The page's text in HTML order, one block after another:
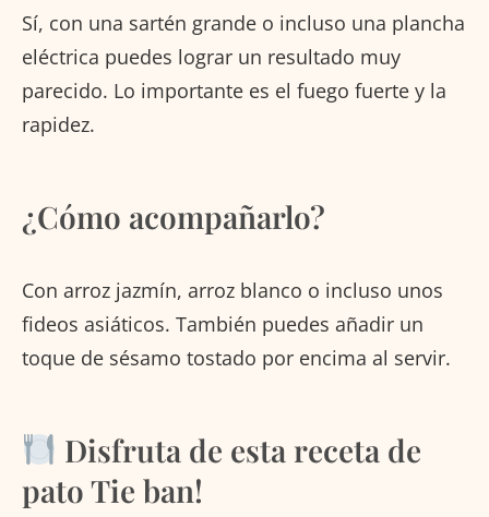
Sí, con una sartén grande o incluso una plancha
eléctrica puedes lograr un resultado muy
parecido. Lo importante es el fuego fuerte y la
rapidez.
¿Cómo acompañarlo?
Con arroz jazmín, arroz blanco o incluso unos
fideos asiáticos. También puedes añadir un
toque de sésamo tostado por encima al servir.
Disfruta de esta receta de
pato Tie ban!